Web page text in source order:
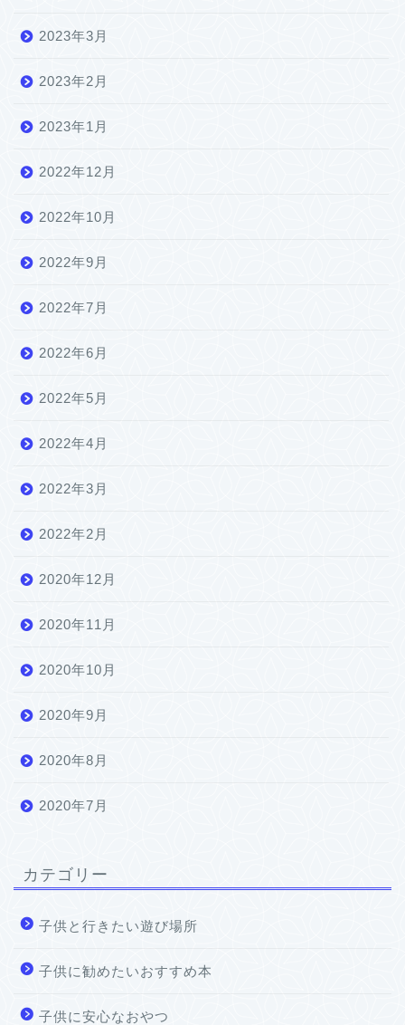
2023年3月
2023年2月
2023年1月
2022年12月
2022年10月
2022年9月
2022年7月
2022年6月
2022年5月
2022年4月
2022年3月
2022年2月
2020年12月
2020年11月
2020年10月
2020年9月
2020年8月
2020年7月
カテゴリー
子供と行きたい遊び場所
子供に勧めたいおすすめ本
子供に安心なおやつ